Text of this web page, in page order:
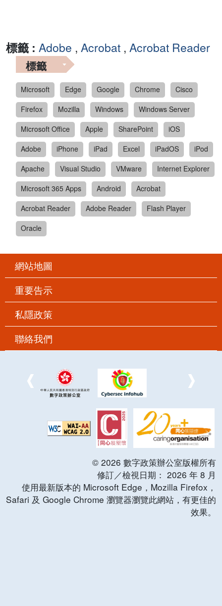
標籤 : Adobe , Acrobat , Acrobat Reader
標籤
Microsoft Edge Google Chrome
Cisco
Firefox
Mozilla Windows
Windows Server
Microsoft Office
Apple SharePoint
iOS
Adobe
iPhone iPad Excel iPadOS
iPod
Apache
Visual Studio VMware
Internet Explorer
Microsoft 365 Apps
Android
Acrobat
Acrobat Reader
Adobe Reader
Flash Player
Oracle
網站地圖
重要告示
私隱政策
聯絡我們
© 2026 數字政策辦公室版權所有
修訂／檢視日期： 2026 年 8 月
使用最新版本的 Microsoft Edge，Mozilla Firefox，
Safari 及 Google Chrome 瀏覽器瀏覽此網站，有更佳的
效果。